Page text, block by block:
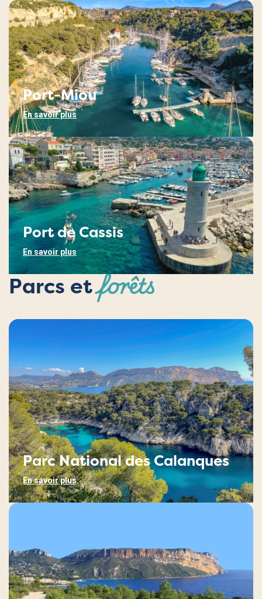
Port-Miou
En savoir plus
Port de Cassis
En savoir plus
Parcs etforêts
Parc National des Calanques
En savoir plus